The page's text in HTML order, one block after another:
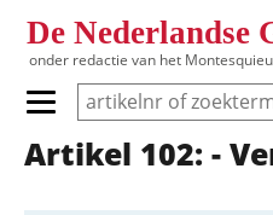
De Nederlandse
onder redactie van het
Primair menu tonen/
Hoofdnavigatie
Artikel 102: -